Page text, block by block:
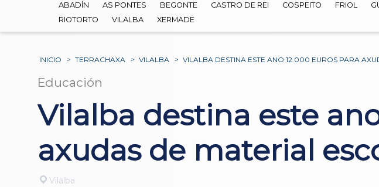
ABADÍN AS PONTES BEGONTE CASTRO DE REI COSPEITO FRIOL
RIOTORTO
VILALBA XERMADE
INICIO > TERRACHAXA > VILALBA > VILALBA DESTINA ESTE ANO 12.000 EUROS PARA
Educación
Vilalba destina este
axudas de material
Vilalba